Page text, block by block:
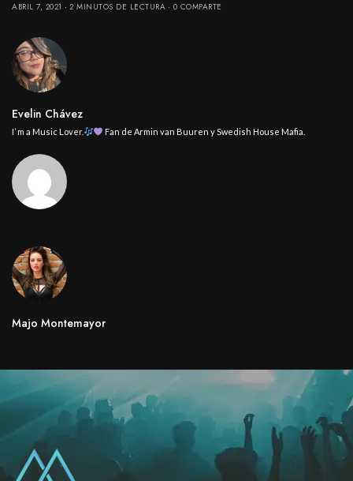
ABRIL 7, 2021 2 MINUTOS DE LECTURA 0 COMPARTE
Evelin Chávez
I’ m a Music Lover. Fan de Armin van Buuren y Swedish House Mafia.
Majo Montemayor